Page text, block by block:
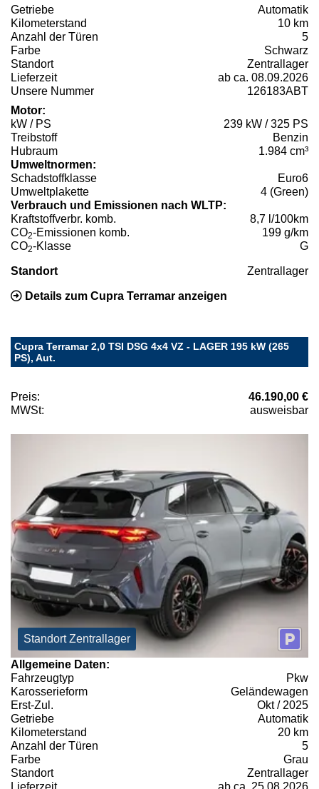
Getriebe
Automatik
Kilometerstand
10 km
Anzahl der Türen
5
Farbe
Schwarz
Standort
Zentrallager
Lieferzeit
ab ca. 08.09.2026
Unsere Nummer
126183ABT
Motor:
kW / PS
239 kW / 325 PS
Treibstoff
Benzin
Hubraum
1.984 cm³
Umweltnormen:
Schadstoffklasse
Euro6
Umweltplakette
4 (Green)
Verbrauch und Emissionen nach WLTP:
Kraftstoffverbr. komb.
8,7 l/100km
CO2-Emissionen komb.
199 g/km
CO2-Klasse G
Standort Zentrallager
Details zum Cupra Terramar anzeigen
Cupra Terramar 2,0 TSI DSG 4x4 VZ - LAGER 195 kW (265
PS), Aut.
Preis:
46.190,00 €
MWSt:
ausweisbar
Standort Zentrallager
Allgemeine Daten:
Fahrzeugtyp
Pkw
Karosserieform
Geländewagen
Erst-Zul.
Okt / 2025
Getriebe
Automatik
Kilometerstand
20 km
Anzahl der Türen
5
Farbe
Grau
Standort
Zentrallager